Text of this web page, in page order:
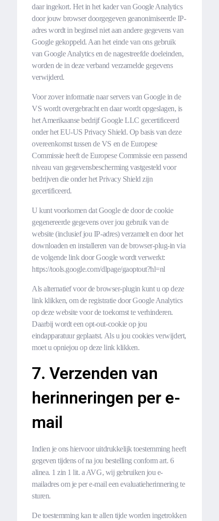
daar ingekort. Het in het kader van Google Analytics
door jouw browser doorgegeven geanonimiseerde IP-
adres wordt in beginsel niet aan andere gegevens van
Google gekoppeld. Aan het einde van ons gebruik
van Google Analytics en de nagestreefde doeleinden,
worden de in deze verband verzamelde gegevens
verwijderd.
Voor zover informatie naar servers van Google in de
VS wordt overgebracht en daar wordt opgeslagen, is
het Amerikaanse bedrijf Google LLC gecertificeerd
onder het EU-US Privacy Shield. Op basis van deze
overeenkomst tussen de VS en de Europese
Commissie heeft de Europese Commissie een passend
niveau van gegevensbescherming vastgesteld voor
bedrijven die onder het Privacy Shield zijn
gecertificeerd.
U kunt voorkomen dat Google de door de cookie
gegenereerde gegevens over jou gebruik van de
website (inclusief jou IP-adres) verzamelt en door het
downloaden en installeren van de browser-plug-in via
de volgende link door Google wordt verwerkt:
https://tools.google.com/dlpage/gaoptout?hl=nl
Als alternatief voor de browser-plugin kunt u op deze
link klikken, om de registratie door Google Analytics
op deze website voor de toekomst te verhinderen.
Daarbij wordt een opt-out-cookie op jou
eindapparatuur geplaatst. Als u jou cookies verwijdert,
moet u opniejou op deze link klikken.
7. Verzenden van
herinneringen per e-
mail
Indien je ons hiervoor uitdrukkelijk toestemming heeft
gegeven tijdens of na jou bestelling conform art. 6
alinea. 1 zin 1 lit. a AVG, wij gebruiken jou e-
mailadres om je per e-mail een evaluatieherinnering te
sturen.
De toestemming kan te allen tijde worden ingetrokken